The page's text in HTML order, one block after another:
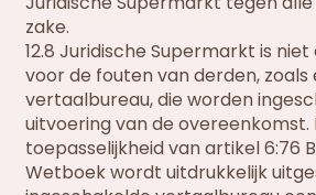
zake.
12.8 Juridische Supermarkt is
voor de fouten van derden, zoals
vertaalbureau, die worden
uitvoering van de overeenkomst.
toepasselijkheid van artikel 6:76
Wetboek wordt uitdrukkelijk